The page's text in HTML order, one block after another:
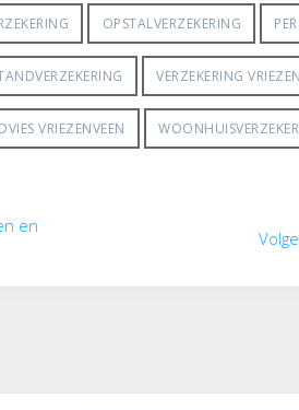
OPSTALVERZEKERING
VERZEKERING
VRIEZENVEEN
en